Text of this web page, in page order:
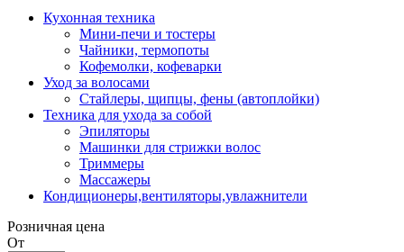
Кухонная техника
Мини-печи и тостеры
Чайники, термопоты
Кофемолки, кофеварки
Уход за волосами
Стайлеры, щипцы, фены (автоплойки)
Техника для ухода за собой
Эпиляторы
Машинки для стрижки волос
Триммеры
Массажеры
Кондиционеры,вентиляторы,увлажнители
Розничная цена
От